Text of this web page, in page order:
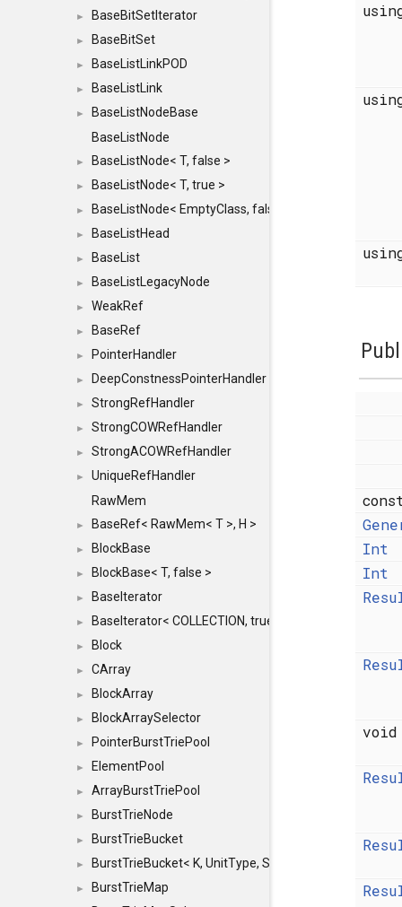
► BaseBitSetIterator
► BaseBitSet
► BaseListLinkPOD
► BaseListLink
►
BaseListNodeBase
BaseListNode
► BaseListNode< T, false >
► BaseListNode< T, true >
► BaseListNode< EmptyClass, false >
► BaseListHead
► BaseList
► BaseListLegacyNode
► WeakRef
► BaseRef
► PointerHandler
► DeepConstnessPointerHandler
► StrongRefHandler
► StrongCOWRefHandler
► StrongACOWRefHandler
►
UniqueRefHandler
RawMem
► BaseRef< RawMem< T >, H >
► BlockBase
► BlockBase< T, false >
► BaseIterator
► BaseIterator< COLLECTION, true >
► Block
► CArray
► BlockArray
► BlockArraySelector
► PointerBurstTriePool
► ElementPool
► ArrayBurstTriePool
► BurstTrieNode
► BurstTrieBucket
► BurstTrieBucket< K, UnitType, SIZE >
►
BurstTrieMap
Int
Int